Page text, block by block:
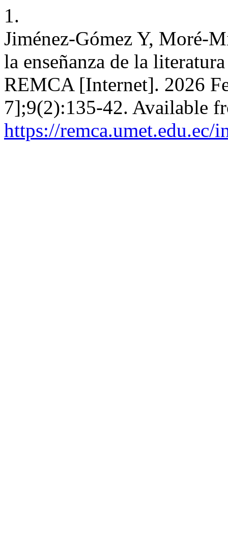
1.
Jiménez-Gómez Y, Moré-
la enseñanza de la
REMCA [Internet]. 2026
7];9(2):135-42. Available
https://